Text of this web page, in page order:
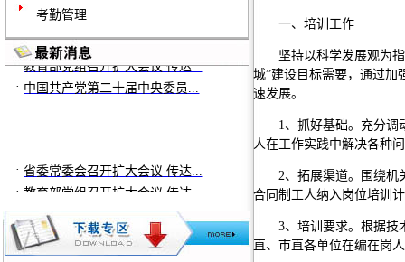
考勤管理
省委常委会召开扩大会议 传达...
· 教育部党组召开扩大会议 传达...
中国共产党第二十届中央委员...
省委常委会召开扩大会议 传达...
教育部党组召开扩大会议 传达...
一、培训工作
坚持以科学发展观为
城”建设目标需要，通过加
速发展。
1、抓好基础。充分调
人在工作实践中解决各种
2、拓展渠道。围绕机
合同制工人纳入岗位培训
3、培训要求。根据技
直、市直各单位在编在岗